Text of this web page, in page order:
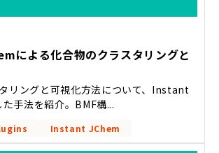
による化合物のクラスタリングと
リングと可視化方法について、Instant
手法を紹介。BMF構...
Instant JChem